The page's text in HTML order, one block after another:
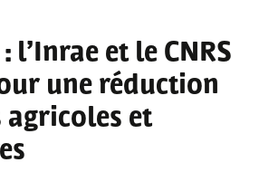
l’Inrae et le CNRS
une réduction
agricoles et